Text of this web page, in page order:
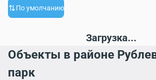
По умолчанию
Загрузка...
Объекты в районе
парк